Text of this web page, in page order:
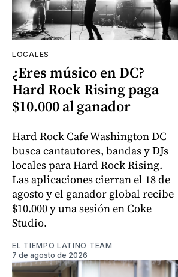
LOCALES
¿Eres músico en DC?
Hard Rock Rising paga
$10.000 al ganador
Hard Rock Cafe Washington DC
busca cantautores, bandas y DJs
locales para Hard Rock Rising.
Las aplicaciones cierran el 18 de
agosto y el ganador global recibe
$10.000 y una sesión en Coke
Studio.
EL TIEMPO LATINO TEAM
7 de agosto de 2026